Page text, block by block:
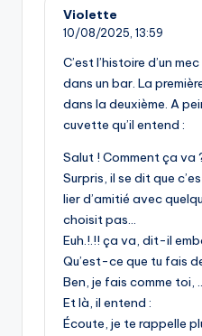
Violette
10/08/2025, 13:59
C’est l’histoire d’un
dans un bar. La
dans la deuxième. A
cuvette qu’il entend :
Salut ! Comment ça va
Surpris, il se dit que
lier d’amitié avec
choisit pas…
Euh.!.!! ça va, dit-il
Qu’est-ce que tu fais
Ben, je fais comme toi,
Et là, il entend :
Écoute, je te rappelle